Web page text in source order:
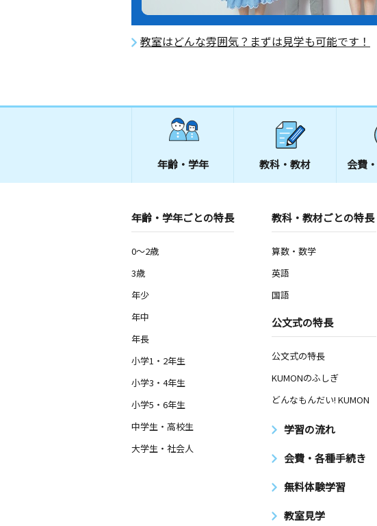
教室はどんな雰囲気？まずは見学も可能です！
年齢・学年 教科・教材 会費・
年齢・学年ごとの特長
0～2歳
3歳
年少
年中
年長
小学1・2年生
小学3・4年生
小学5・6年生
中学生・高校生
大学生・社会人
教科・教材ごとの特長
算数・数学
英語
国語
公文式の特長
公文式の特長
KUMONのふしぎ
どんなもんだい! KUMON
学習の流れ
会費・各種手続き
無料体験学習
教室見学